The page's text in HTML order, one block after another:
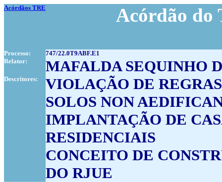
Acórdãos TRE Acórdão do
Processo:
747/22.0T9ABF.E1
Relator:
MAFALDA SEQUINHO
Descritores:
VIOLAÇÃO DE
SOLOS NON
IMPLANTAÇÃO DE
RESIDENCIAIS
CONCEITO DE
DO RJUE